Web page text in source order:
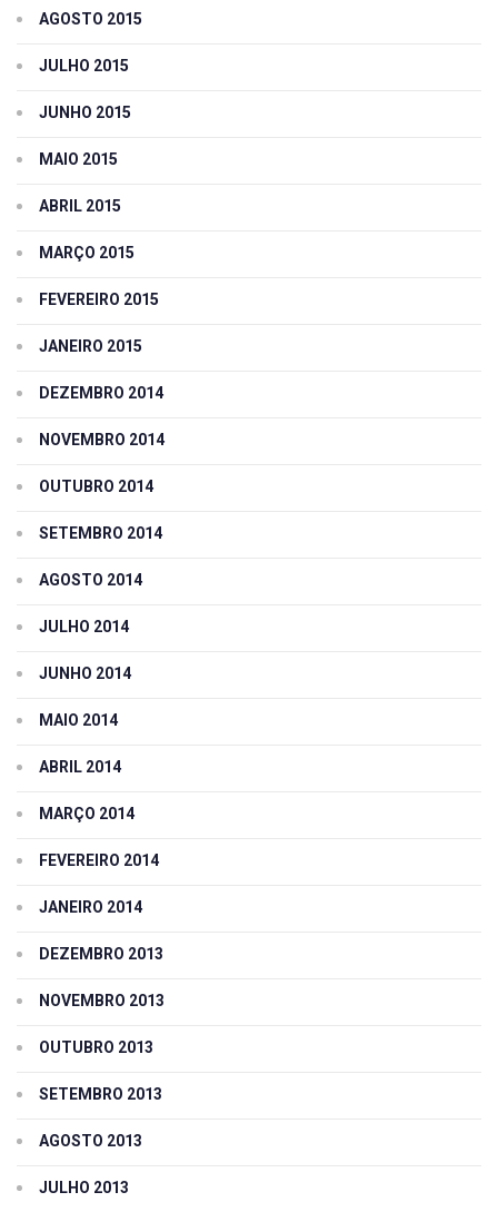
AGOSTO 2015
JULHO 2015
JUNHO 2015
MAIO 2015
ABRIL 2015
MARÇO 2015
FEVEREIRO 2015
JANEIRO 2015
DEZEMBRO 2014
NOVEMBRO 2014
OUTUBRO 2014
SETEMBRO 2014
AGOSTO 2014
JULHO 2014
JUNHO 2014
MAIO 2014
ABRIL 2014
MARÇO 2014
FEVEREIRO 2014
JANEIRO 2014
DEZEMBRO 2013
NOVEMBRO 2013
OUTUBRO 2013
SETEMBRO 2013
AGOSTO 2013
JULHO 2013